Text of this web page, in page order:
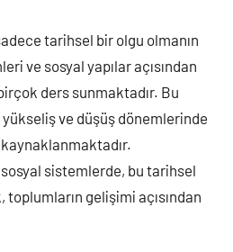
tarihsel bir olgu olmanın
ve sosyal yapılar açısından
ders sunmaktadır. Bu
ve düşüş dönemlerinde
sistemlerde, bu tarihsel
gelişimi açısından